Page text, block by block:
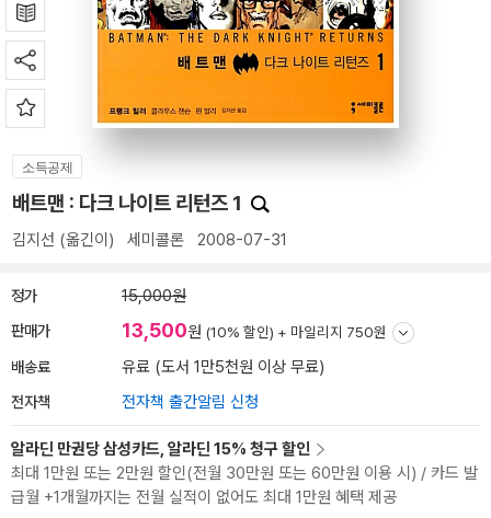
소득공제
배트맨 : 다크 나이트 리턴즈 1
김지선 (옮긴이) 세미콜론 2008-07-31
정가 15,000원
판매가 13,500원 (10% 할인) + 마일리지 750원
배송료 유료 (도서 1만5천원 이상 무료)
전자책 전자책 출간알림 신청
알라딘 만권당 삼성카드, 알라딘 15% 청구 할인
최대 1만원 또는 2만원 할인(전월 30만원 또는 60만원 이용 시) / 카드 발
급월 +1개월까지는 전월 실적이 없어도 최대 1만원 혜택 제공